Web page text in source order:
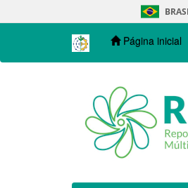
navigation
Página inicial